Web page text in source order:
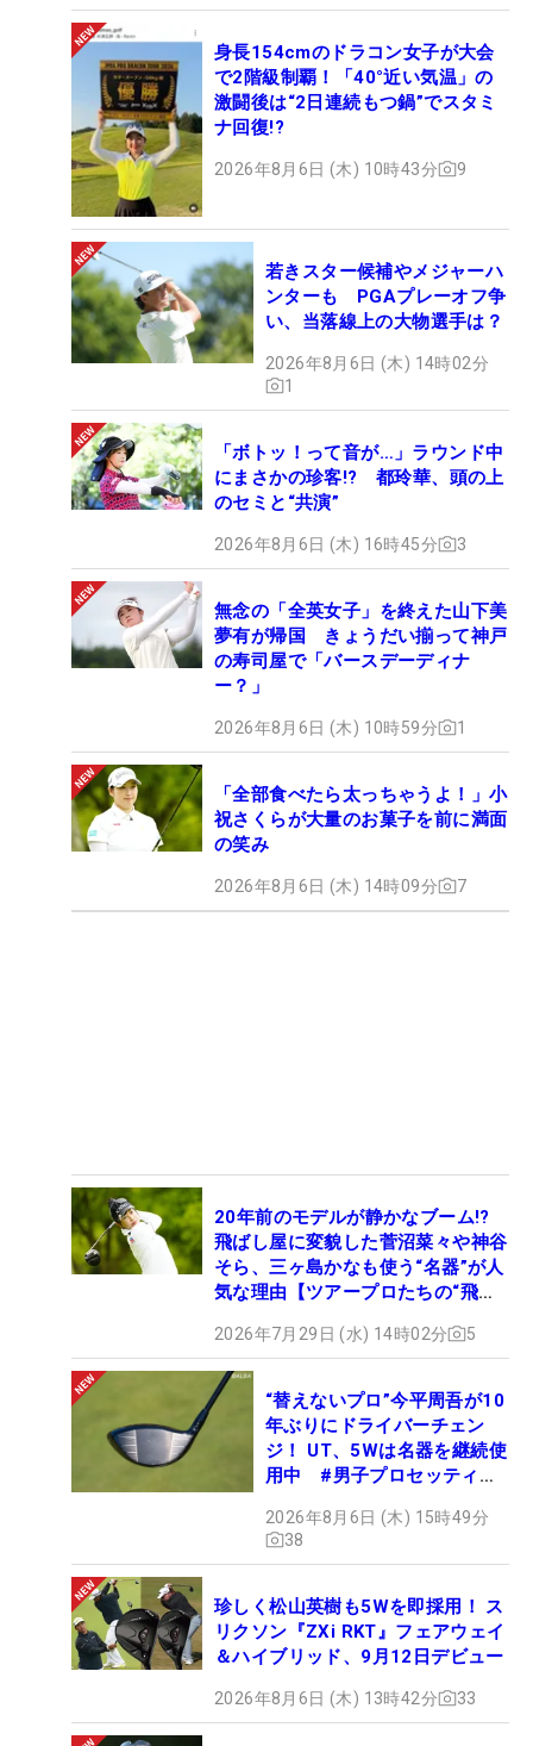
身長154cmのドラコン女子が大会
で2階級制覇！「40°近い気温」の
激闘後は“2日連続もつ鍋”でスタミ
ナ回復!?
2026年8月6日 (木) 10時43分 9
若きスター候補やメジャーハ
ンターも PGAプレーオフ争
い、当落線上の大物選手は？
2026年8月6日 (木) 14時02分
1
「ボトッ！って音が…」ラウンド中
にまさかの珍客!? 都玲華、頭の上
のセミと“共演”
2026年8月6日 (木) 16時45分 3
無念の「全英女子」を終えた山下美
夢有が帰国 きょうだい揃って神戸
の寿司屋で「バースデーディナ
ー？」
2026年8月6日 (木) 10時59分 1
「全部食べたら太っちゃうよ！」小
祝さくらが大量のお菓子を前に満面
の笑み
2026年8月6日 (木) 14時09分 7
20年前のモデルが静かなブーム!?
飛ばし屋に変貌した菅沼菜々や神谷
そら、三ヶ島かなも使う“名器”が人
気な理由【ツアープロたちの“飛ば
2026年7月29日 (水) 14時02分 5
“替えないプロ”今平周吾が10
年ぶりにドライバーチェン
ジ！ UT、5Wは名器を継続使
用中 #男子プロセッティン
2026年8月6日 (木) 15時49分
38
珍しく松山英樹も5Wを即採用！ ス
リクソン『ZXi RKT』フェアウェイ
＆ハイブリッド、9月12日デビュー
2026年8月6日 (木) 13時42分 33